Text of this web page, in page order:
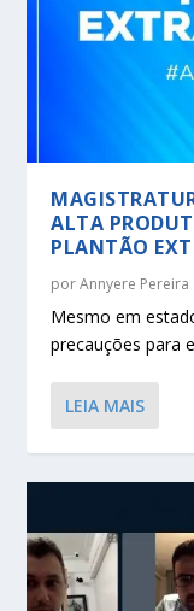
ALTA
PLANTÃO
porAnnyere Pereira
Mesmo em
precauções para
LEIA MAIS